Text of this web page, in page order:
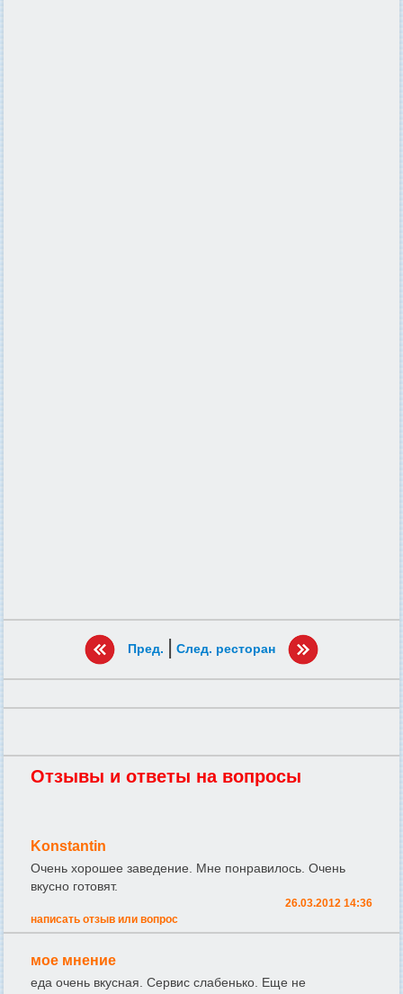
Пред. | След. ресторан
Отзывы и ответы на вопросы
Konstantin
Очень хорошее заведение. Мне понравилось. Очень
вкусно готовят.
26.03.2012 14:36
написать отзыв или вопрос
мое мнение
еда очень вкусная. Сервис слабенько. Еще не